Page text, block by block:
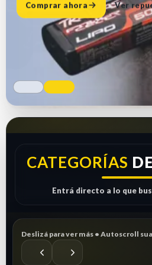
Comprar ahora Ver
CATEGORÍAS
Entrá directo a lo que
Deslizá para ver más • Autoscroll